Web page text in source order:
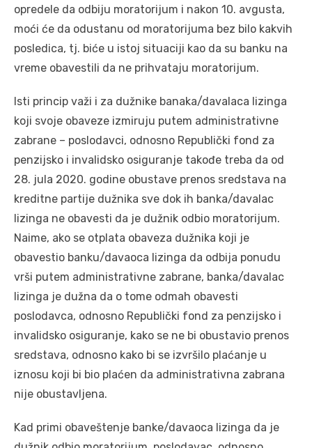
opredele da odbiju moratorijum i nakon 10. avgusta,
moći će da odustanu od moratorijuma bez bilo kakvih
posledica, tj. biće u istoj situaciji kao da su banku na
vreme obavestili da ne prihvataju moratorijum.
Isti princip važi i za dužnike banaka/davalaca lizinga
koji svoje obaveze izmiruju putem administrativne
zabrane – poslodavci, odnosno Republički fond za
penzijsko i invalidsko osiguranje takođe treba da od
28. jula 2020. godine obustave prenos sredstava na
kreditne partije dužnika sve dok ih banka/davalac
lizinga ne obavesti da je dužnik odbio moratorijum.
Naime, ako se otplata obaveza dužnika koji je
obavestio banku/davaoca lizinga da odbija ponudu
vrši putem administrativne zabrane, banka/davalac
lizinga je dužna da o tome odmah obavesti
poslodavca, odnosno Republički fond za penzijsko i
invalidsko osiguranje, kako se ne bi obustavio prenos
sredstava, odnosno kako bi se izvršilo plaćanje u
iznosu koji bi bio plaćen da administrativna zabrana
nije obustavljena.
Kad primi obaveštenje banke/davaoca lizinga da je